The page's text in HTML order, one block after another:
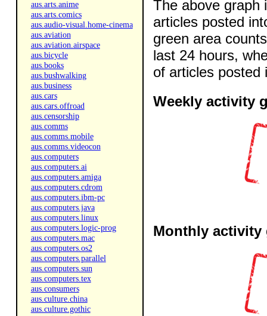
aus.arts.anime
aus.arts.comics
aus.audio-visual.home-cinema
aus.aviation
aus.aviation.airspace
aus.bicycle
aus.books
aus.bushwalking
aus.business
aus.cars
aus.cars.offroad
aus.censorship
aus.comms
aus.comms.mobile
aus.comms.videocon
aus.computers
aus.computers.ai
aus.computers.amiga
aus.computers.cdrom
aus.computers.ibm-pc
aus.computers.java
aus.computers.linux
aus.computers.logic-prog
aus.computers.mac
aus.computers.os2
aus.computers.parallel
aus.computers.sun
aus.computers.tex
aus.consumers
aus.culture.china
aus.culture.gothic
The above graph
articles posted
green area
last 24 hours,
of articles posted
Weekly activity
Monthly activity